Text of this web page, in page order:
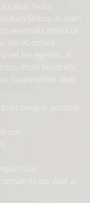
Nulla
finibus. Nullam
venenatis massa ut
est et, ornare
vel leo egestas, at
Proin hendrerit
Suspendisse vitae
semper porttitor.
non.
risus.
luctus vitae ac